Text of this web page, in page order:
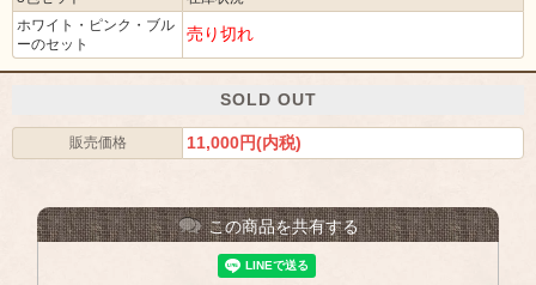
ホワイト・ピンク・ブル
ーのセット
売り切れ
SOLD OUT
販売価格 11,000円(内税)
この商品を共有する